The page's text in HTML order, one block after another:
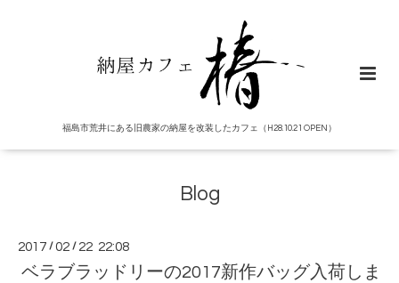
福島市荒井にある旧農家の納屋を改装したカフェ（H28.10.21 OPEN）
Blog
2017 /02 / 22 22:08
ベラブラッドリーの2017新作バッグ入荷しま